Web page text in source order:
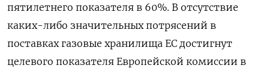
пятилетнего показателя в 60%. В отсутствие
каких-либо значительных потрясений в
поставках газовые хранилища ЕС достигнут
целевого показателя Европейской комиссии в